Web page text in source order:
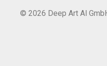
© 2026 Deep Art AI